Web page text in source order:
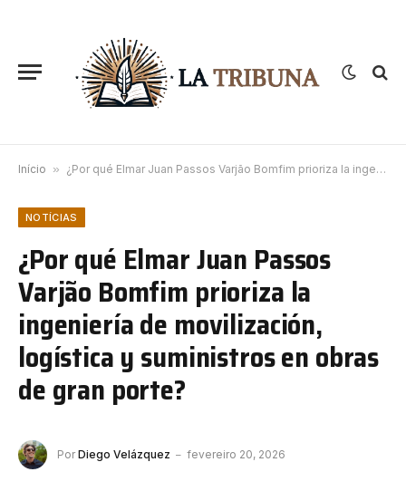
Início » ¿Por qué Elmar Juan Passos Varjão Bomfim prioriza la ingeniería de movilización, logística y suministros en obras de gran porte?
NOTÍCIAS
¿Por qué Elmar Juan Passos
Varjão Bomfim prioriza la
ingeniería de movilización,
logística y suministros en obras
de gran porte?
Por Diego Velázquez fevereiro 20, 2026